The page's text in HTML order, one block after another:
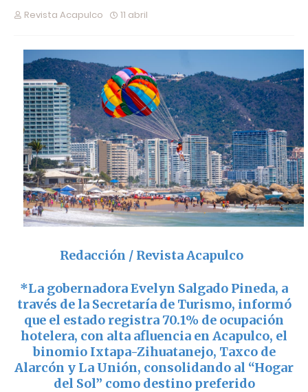
Revista Acapulco 11 abril
Redacción / Revista Acapulco
*La gobernadoraEvelyn Salgado Pineda, a
través de la Secretaría de Turismo, informó
que el estado registra 70.1% de ocupación
hotelera, con alta afluencia en Acapulco, el
binomio Ixtapa-Zihuatanejo, Taxco de
Alarcón y La Unión, consolidando al “Hogar
del Sol” como destino preferido